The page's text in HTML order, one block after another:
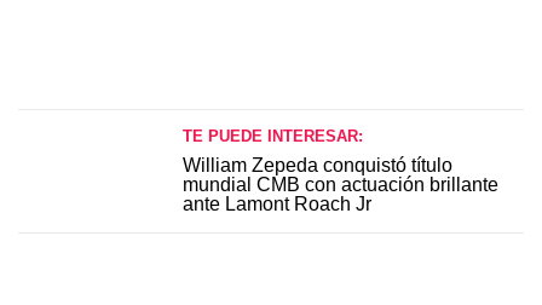
TE PUEDE INTERESAR:
William Zepeda conquistó título
mundial CMB con actuación brillante
ante Lamont Roach Jr